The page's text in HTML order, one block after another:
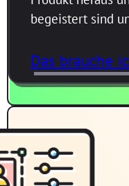
begeistert sind
Das brauche